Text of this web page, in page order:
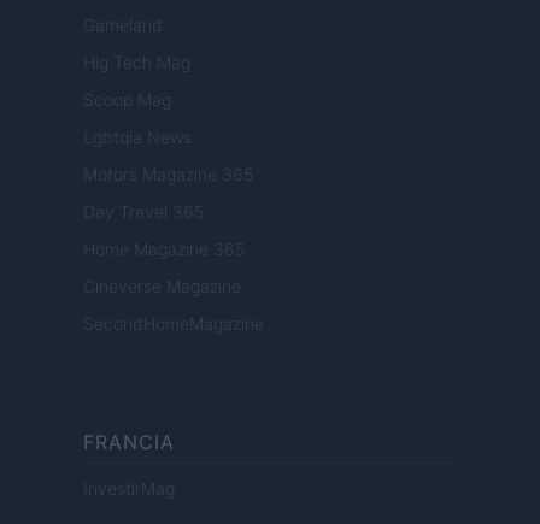
Gameland
Hig Tech Mag
Scoop Mag
Lgbtqia News
Motors Magazine 365
Day Travel 365
Home Magazine 365
Cineverse Magazine
SecondHomeMagazine
FRANCIA
InvestirMag